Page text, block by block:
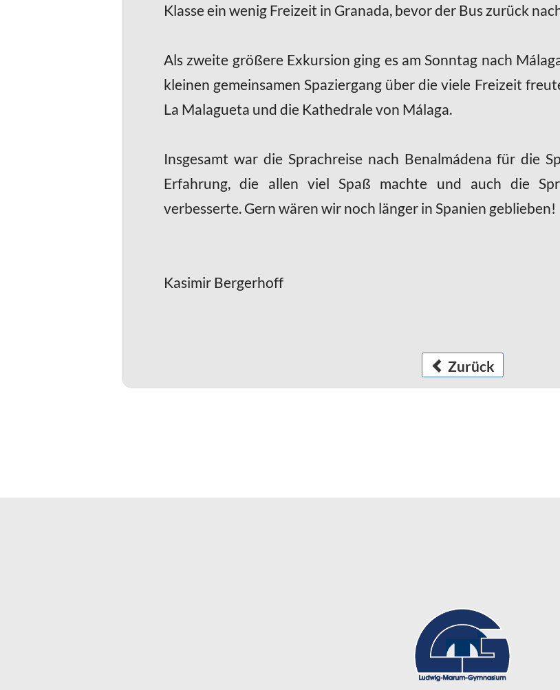
Klasse ein wenig Freizeit in Granada, bevor der Bus zurück
Als zweite größere Exkursion ging es am Sonntag nach
kleinen gemeinsamen Spaziergang über die viele Freizeit
La Malagueta und die Kathedrale von Málaga.
Insgesamt war die Sprachreise nach Benalmádena für die
Erfahrung, die allen viel Spaß machte und auch die
verbesserte. Gern wären wir noch länger in Spanien geblieben!
Kasimir Bergerhoff
Zurück